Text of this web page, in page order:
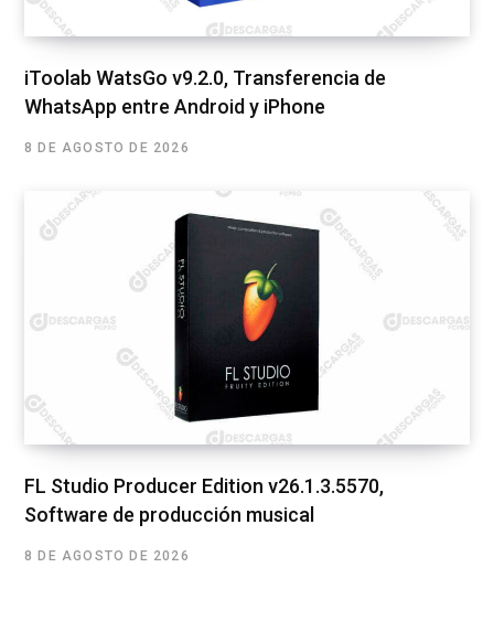
iToolab WatsGo v9.2.0, Transferencia de
WhatsApp entre Android y iPhone
8 DE AGOSTO DE 2026
FL Studio Producer Edition v26.1.3.5570,
Software de producción musical
8 DE AGOSTO DE 2026